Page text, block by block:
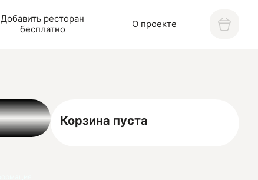
Добавить ресторан
бесплатно
О проекте
Корзина пуста